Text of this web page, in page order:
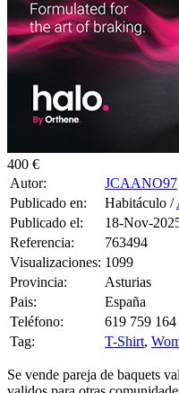
Autor:
Publicado en:
Habitáculo /
Publicado el:
18-Nov-
Referencia:
763494
Visualizaciones:
1099
Provincia:
Asturias
Pais:
España
Teléfono:
619 759 164
Tag:
T-Shirt,
Se vende pareja de baquets
validos para otras
estado.